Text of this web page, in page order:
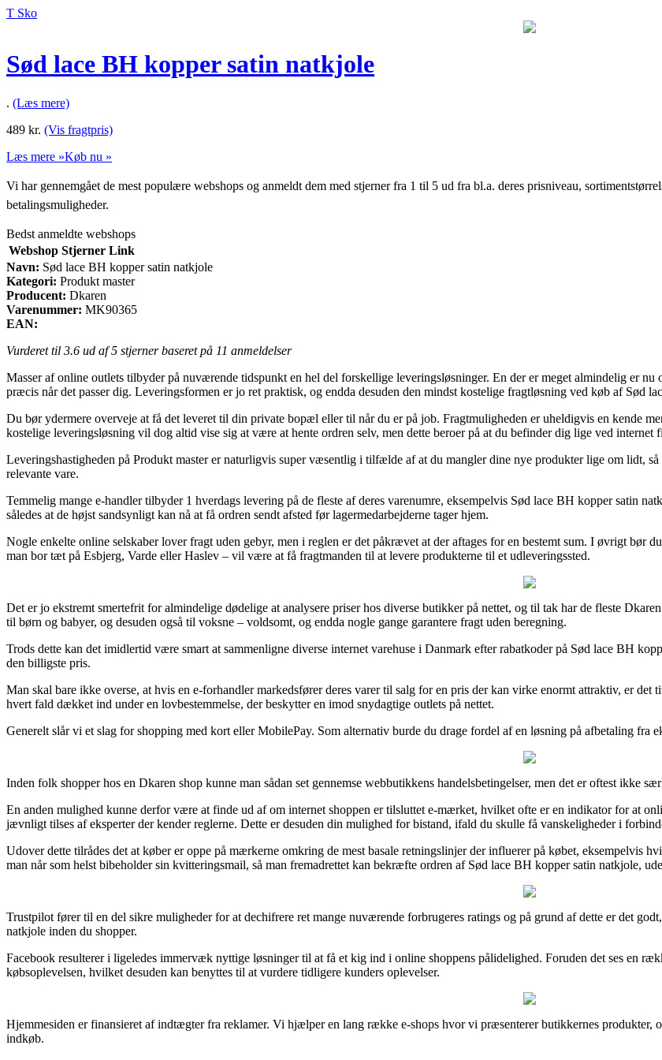
T Sko
Sød lace BH kopper satin natkjole
. (Læs mere)
489 kr. (Vis fragtpris)
Læs mere »Køb nu »
Vi har gennemgået de mest populære webshops og anmeldt dem med stjerner fra 1 til 5 ud fra bl.a. deres prisniveau,
betalingsmuligheder.
Bedst anmeldte webshops
Webshop Stjerner Link
Navn: Sød lace BH kopper satin natkjole
Kategori: Produkt master
Producent: Dkaren
Varenummer: MK90365
EAN:
Vurderet til 3.6 ud af 5 stjerner baseret på 11 anmeldelser
Masser af online outlets tilbyder på nuværende tidspunkt en hel del forskellige leveringsløsninger. En der er meget almindelig er
præcis når det passer dig. Leveringsformen er jo ret praktisk, og endda desuden den mindst kostelige fragtløsning ved køb af Sød
Du bør ydermere overveje at få det leveret til din private bopæl eller til når du er på job. Fragtmuligheden er uheldigvis en kende
kostelige leveringsløsning vil dog altid vise sig at være at hente ordren selv, men dette beroer på at du befinder dig lige ved internet
Leveringshastigheden på Produkt master er naturligvis super væsentlig i tilfælde af at du mangler dine nye produkter lige om lidt,
relevante vare.
Temmelig mange e-handler tilbyder 1 hverdags levering på de fleste af deres varenumre, eksempelvis Sød lace BH kopper satin
således at de højst sandsynligt kan nå at få ordren sendt afsted før lagermedarbejderne tager hjem.
Nogle enkelte online selskaber lover fragt uden gebyr, men i reglen er det påkrævet at der aftages for en bestemt sum. I øvrigt
man bor tæt på Esbjerg, Varde eller Haslev – vil være at få fragtmanden til at levere produkterne til et udleveringssted.
Det er jo ekstremt smertefrit for almindelige dødelige at analysere priser hos diverse butikker på nettet, og til tak har de fleste
til børn og babyer, og desuden også til voksne – voldsomt, og endda nogle gange garantere fragt uden beregning.
Trods dette kan det imidlertid være smart at sammenligne diverse internet varehuse i Danmark efter rabatkoder på Sød lace BH
den billigste pris.
Man skal bare ikke overse, at hvis en e-forhandler markedsfører deres varer til salg for en pris der kan virke enormt attraktiv, er
hvert fald dækket ind under en lovbestemmelse, der beskytter en imod snydagtige outlets på nettet.
Generelt slår vi et slag for shopping med kort eller MobilePay. Som alternativ burde du drage fordel af en løsning på afbetaling fra
Inden folk shopper hos en Dkaren shop kunne man sådan set gennemse webbutikkens handelsbetingelser, men det er oftest ikke
En anden mulighed kunne derfor være at finde ud af om internet shoppen er tilsluttet e-mærket, hvilket ofte er en indikator for at
jævnligt tilses af eksperter der kender reglerne. Dette er desuden din mulighed for bistand, ifald du skulle få vanskeligheder i
Udover dette tilrådes det at køber er oppe på mærkerne omkring de mest basale retningslinjer der influerer på købet, eksempelvis
man når som helst bibeholder sin kvitteringsmail, så man fremadrettet kan bekræfte ordren af Sød lace BH kopper satin natkjole,
Trustpilot fører til en del sikre muligheder for at dechifrere ret mange nuværende forbrugeres ratings og på grund af dette er det
natkjole inden du shopper.
Facebook resulterer i ligeledes immervæk nyttige løsninger til at få et kig ind i online shoppens pålidelighed. Foruden det ses en
købsoplevelsen, hvilket desuden kan benyttes til at vurdere tidligere kunders oplevelser.
Hjemmesiden er finansieret af indtægter fra reklamer. Vi hjælper en lang række e-shops hvor vi præsenterer butikkernes produkter,
indkøb.